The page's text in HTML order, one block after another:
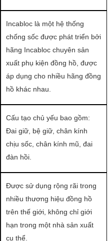
Incabloc là một hệ thống
chống sốc được phát triển bởi
hãng Incabloc chuyên sản
xuất phụ kiện đồng hồ, được
áp dụng cho nhiều hãng đồng
hồ khác nhau.
Cấu tạo chủ yếu bao gồm:
Đai giữ, bệ giữ, chân kính
chịu sốc, chân kính mũ, đai
đàn hồi.
Được sử dụng rộng rãi trong
nhiều thương hiệu đồng hồ
trên thế giới, không chỉ giới
hạn trong một nhà sản xuất
cụ thể.